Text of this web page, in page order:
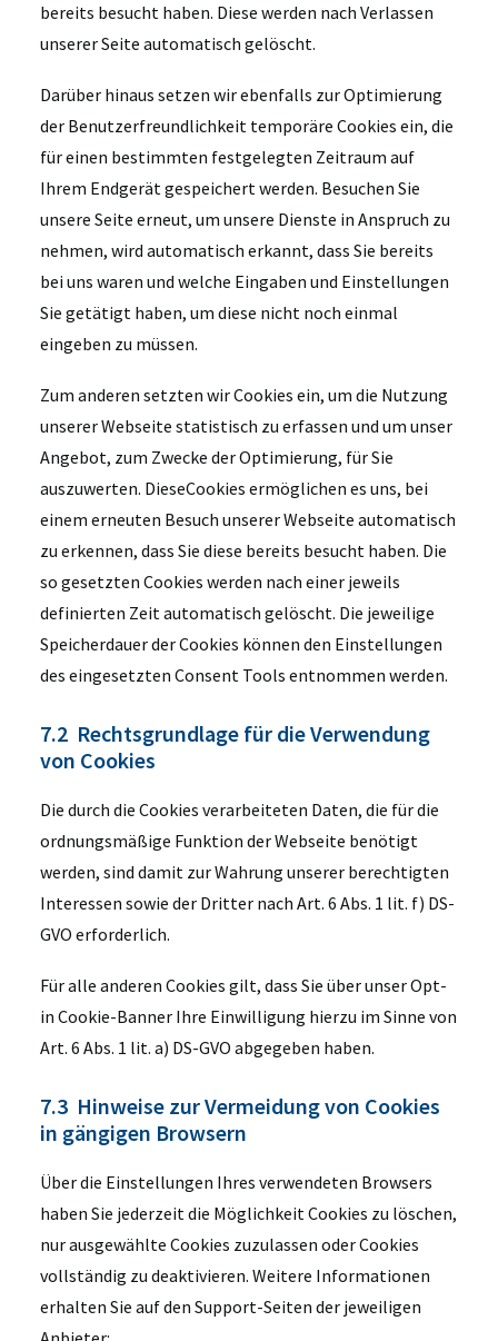
bereits besucht haben. Diese werden nach Verlassen
unserer Seite automatisch gelöscht.
Darüber hinaus setzen wir ebenfalls zur Optimierung
der Benutzerfreundlichkeit temporäre Cookies ein, die
für einen bestimmten festgelegten Zeitraum auf
Ihrem Endgerät gespeichert werden. Besuchen Sie
unsere Seite erneut, um unsere Dienste in Anspruch zu
nehmen, wird automatisch erkannt, dass Sie bereits
bei uns waren und welche Eingaben und Einstellungen
Sie getätigt haben, um diese nicht noch einmal
eingeben zu müssen.
Zum anderen setzten wir Cookies ein, um die Nutzung
unserer Webseite statistisch zu erfassen und um unser
Angebot, zum Zwecke der Optimierung, für Sie
auszuwerten. DieseCookies ermöglichen es uns, bei
einem erneuten Besuch unserer Webseite automatisch
zu erkennen, dass Sie diese bereits besucht haben. Die
so gesetzten Cookies werden nach einer jeweils
definierten Zeit automatisch gelöscht. Die jeweilige
Speicherdauer der Cookies können den Einstellungen
des eingesetzten Consent Tools entnommen werden.
7.2 Rechtsgrundlage für die Verwendung
von Cookies
Die durch die Cookies verarbeiteten Daten, die für die
ordnungsmäßige Funktion der Webseite benötigt
werden, sind damit zur Wahrung unserer berechtigten
Interessen sowie der Dritter nach Art. 6 Abs. 1 lit. f) DS-
GVO erforderlich.
Für alle anderen Cookies gilt, dass Sie über unser Opt-
in Cookie-Banner Ihre Einwilligung hierzu im Sinne von
Art. 6 Abs. 1 lit. a) DS-GVO abgegeben haben.
7.3 Hinweise zur Vermeidung von Cookies
in gängigen Browsern
Über die Einstellungen Ihres verwendeten Browsers
haben Sie jederzeit die Möglichkeit Cookies zu löschen,
nur ausgewählte Cookies zuzulassen oder Cookies
vollständig zu deaktivieren. Weitere Informationen
erhalten Sie auf den Support-Seiten der jeweiligen